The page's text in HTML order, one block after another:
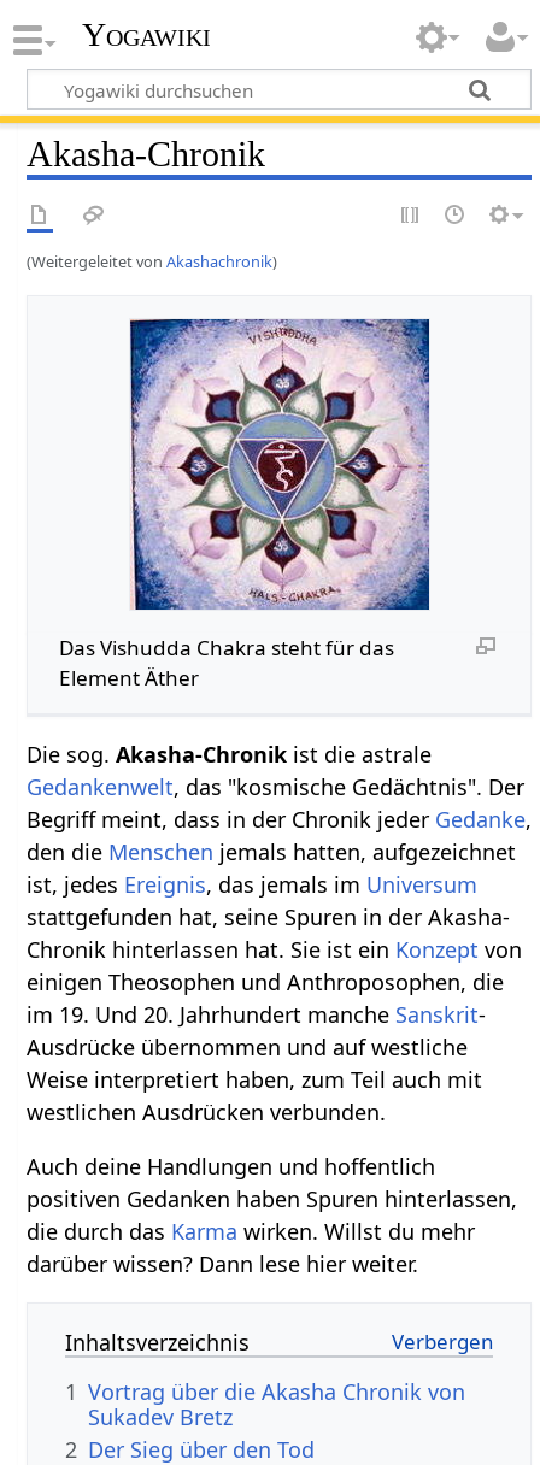
Yogawiki
Akasha-Chronik
(Weitergeleitet vonAkashachronik)
Das Vishudda Chakra steht für das
Element Äther
Die sog.Akasha-Chronik ist die astrale
Gedankenwelt, das "kosmische Gedächtnis". Der
Begriff meint, dass in der Chronik jeder Gedanke,
den die Menschen jemals hatten, aufgezeichnet
ist, jedes Ereignis, das jemals im Universum
stattgefunden hat, seine Spuren in der Akasha-
Chronik hinterlassen hat. Sie ist ein Konzept von
einigen Theosophen und Anthroposophen, die
im 19. Und 20. Jahrhundert manche Sanskrit-
Ausdrücke übernommen und auf westliche
Weise interpretiert haben, zum Teil auch mit
westlichen Ausdrücken verbunden.
Auch deine Handlungen und hoffentlich
positiven Gedanken haben Spuren hinterlassen,
die durch das Karma wirken. Willst du mehr
darüber wissen? Dann lese hier weiter.
Inhaltsverzeichnis
1 Vortrag über die Akasha Chronik von
Sukadev Bretz
2 Der Sieg über den Tod